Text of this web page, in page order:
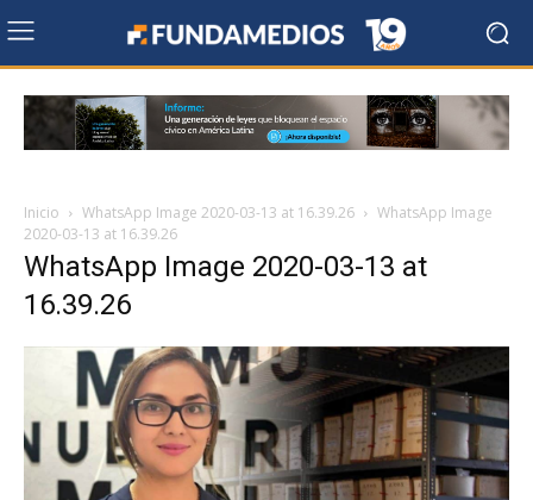
Inicio WhatsApp Image 2020-03-13 at 16.39.26
WhatsApp Image
2020-03-13 at 16.39.26
WhatsApp Image 2020-03-13 at
16.39.26